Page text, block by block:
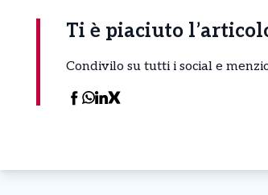
Ti è piaciuto
Condivilo su tutti i social e